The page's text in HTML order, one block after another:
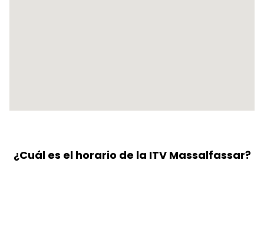
¿Cuál es el horario de la ITV Massalfassar?